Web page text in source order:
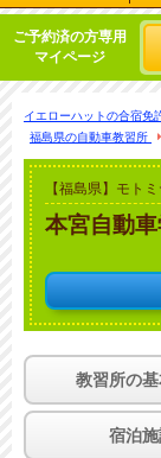
ご予約済の方専用
マイページ
イエローハットの合宿免
福島県の自動車教習所
【福島県】モト
本宮自動
教習所の
宿泊